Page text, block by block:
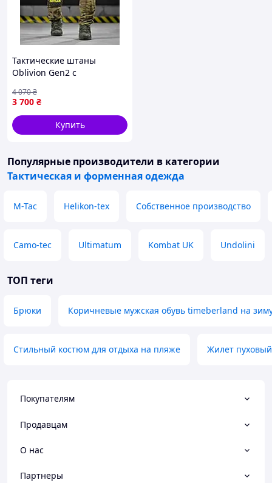
Тактические штаны
Oblivion Gen2 с
рипстоп, эластичные
вставки, 4 кармана L 8888-
VO
3 700 ₴
4 070₴
Купить
Популярные производители в категории
Тактическая и форменная одежда
M-Tac Helikon-tex Собственное производство
Camo-tec Ultimatum Kombat UK Undolini
ТОП теги
Брюки Коричневые мужская обувь timeberland на
Стильный костюм для отдыха на пляже Жилет пуховый
Покупателям
Продавцам
О нас
Партнеры